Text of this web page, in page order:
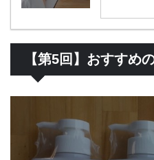
【第5回】おすすめ